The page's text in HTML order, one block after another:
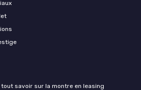
savoir sur la montre en leasing